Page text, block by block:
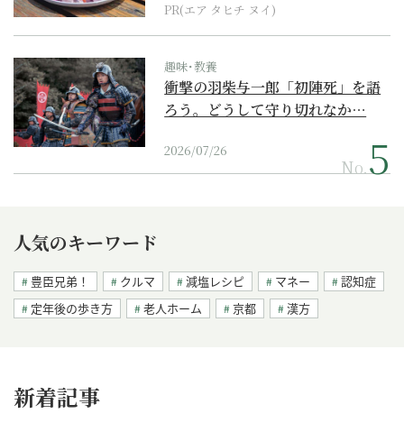
PR(エア タヒチ ヌイ)
趣味･教養
衝撃の羽柴与一郎「初陣死」を語
ろう。どうして守り切れなか…
2026/07/26
No.
人気のキーワード
豊臣兄弟！ クルマ 減塩レシピ マネー
認知症
定年後の歩き方
老人ホーム 京都 漢方
新着記事